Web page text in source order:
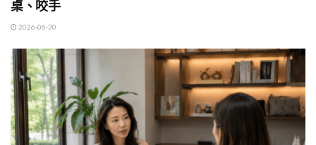
桌、咬手
2026-06-30